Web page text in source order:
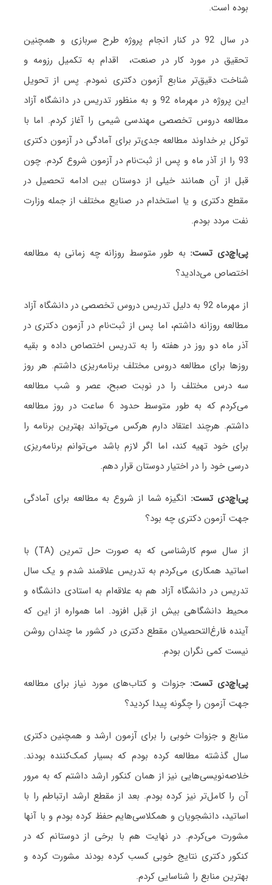
بوده است.
در سال 92 در کنار انجام پروژه طرح سربازی و همچنین
تحقیق در مورد کار در صنعت، اقدام به تکمیل رزومه و
شناخت دقیق‌تر منابع آزمون دکتری نمودم. پس از تحویل
این پروژه در مهرماه 92 و به منظور تدریس در دانشگاه آزاد
مطالعه دروس تخصصی مهندسی شیمی را آغاز کردم. اما با
توکل بر خداوند مطالعه جدی‌تر برای آمادگی در آزمون دکتری
93 را از آذر ماه و پس از ثبت‌نام در آزمون شروع کردم. چون
قبل از آن همانند خیلی از دوستان بین ادامه تحصیل در
مقطع دکتری و یا استخدام در صنایع مختلف از جمله وزارت
نفت مردد بودم.
پیاچدی تست: به طور متوسط روزانه چه زمانی به مطالعه
اختصاص می‌دادید؟
از مهرماه 92 به دلیل تدریس دروس تخصصی در دانشگاه آزاد
مطالعه روزانه داشتم، اما پس از ثبت‌نام در آزمون دکتری در
آذر ماه دو روز در هفته را به تدریس اختصاص داده و بقیه
روزها برای مطالعه دروس مختلف برنامه‌ریزی داشتم. هر روز
سه درس مختلف را در نوبت صبح، عصر و شب مطالعه
می‌کردم که به طور متوسط حدود 6 ساعت در روز مطالعه
داشتم. هرچند اعتقاد دارم هرکس می‌تواند بهترین برنامه را
برای خود تهیه کند، اما اگر لازم باشد می‌توانم برنامه‌ریزی
درسی خود را در اختیار دوستان قرار دهم.
پیاچدی تست: انگیزه شما از شروع به مطالعه برای آمادگی
جهت آزمون دکتری چه بود؟
از سال سوم کارشناسی که به صورت حل تمرین (TA) با
اساتید همکاری می‌کردم به تدریس علاقمند شدم و یک سال
تدریس در دانشگاه آزاد هم به علاقه‌ام به استادی دانشگاه و
محیط دانشگاهی بیش از قبل افزود. اما همواره از این که
آینده فارغ‌التحصیلان مقطع دکتری در کشور ما چندان روشن
نیست کمی نگران بودم.
پیاچدی تست:جزوات و کتاب‌های مورد نیاز برای مطالعه
جهت آزمون را چگونه پیدا کردید؟
منابع و جزوات خوبی را برای آزمون ارشد و همچنین دکتری
سال گذشته مطالعه کرده بودم که بسیار کمک‌کننده بودند.
خلاصه‌نویسی‌هایی نیز از همان کنکور ارشد داشتم که به مرور
آن را کامل‌تر نیز کرده بودم. بعد از مقطع ارشد ارتباطم را با
اساتید، دانشجویان و همکلاسی‌هایم حفظ کرده بودم و با آنها
مشورت می‌کردم. در نهایت هم با برخی از دوستانم که در
کنکور دکتری نتایج خوبی کسب کرده بودند مشورت کرده و
بهترین منابع را شناسایی کردم.